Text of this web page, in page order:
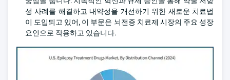
성 사례를 해결하고 내약성을 개선하기 위한 새로운 치료법
이 도입되고 있어, 이 부문은 뇌전증 치료제 시장의 주요 성장
요인으로 작용하고 있습니다.